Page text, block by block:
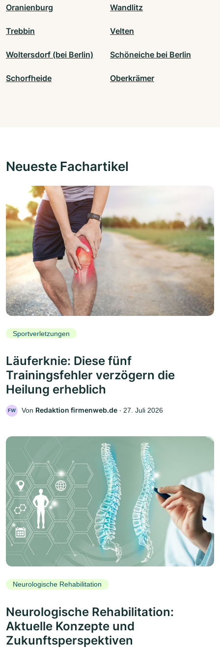
Oranienburg Wandlitz
Trebbin Velten
Woltersdorf (bei Berlin) Schöneiche bei Berlin
Schorfheide Oberkrämer
Neueste Fachartikel
Sportverletzungen
Läuferknie: Diese fünf
Trainingsfehler verzögern die
Heilung erheblich
FW Von Redaktion firmenweb.de ‧ 27. Juli 2026
Neurologische Rehabilitation
Neurologische Rehabilitation:
Aktuelle Konzepte und
Zukunftsperspektiven